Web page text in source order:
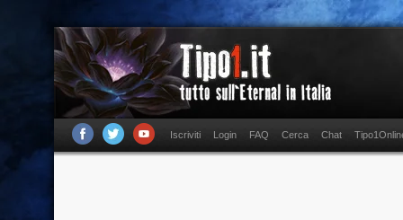
Iscriviti Login FAQ Cerca Chat